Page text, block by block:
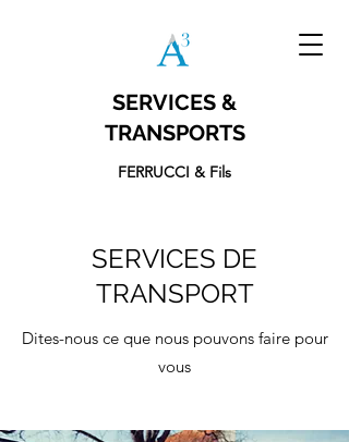
SERVICES &
TRANSPORTS
FERRUCCI & Fils
SERVICES DE
TRANSPORT
Dites-nous ce que nous pouvons faire pour
vous